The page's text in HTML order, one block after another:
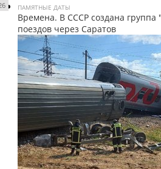
ПАМЯТНЫЕ ДАТЫ
Времена. В СССР создана
поездов через Саратов